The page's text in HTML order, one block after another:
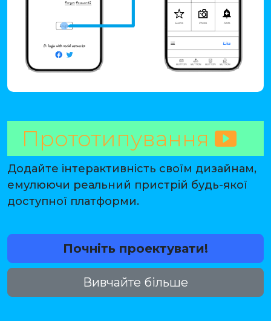
Прототипування
Додайте інтерактивність своїм дизайнам,
емулюючи реальний пристрій будь-якої
доступної платформи.
Почніть проектувати!
Вивчайте більше